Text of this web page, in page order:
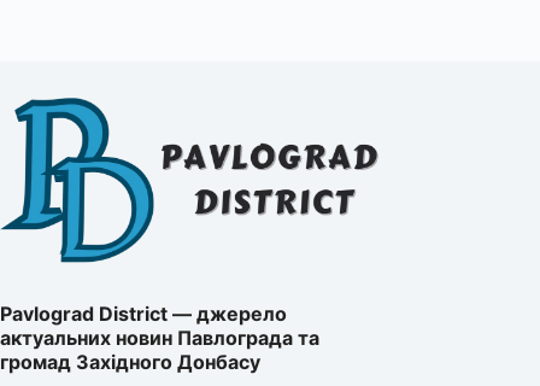
Pavlograd District — джерело
актуальних новин Павлограда та
громад Західного Донбасу